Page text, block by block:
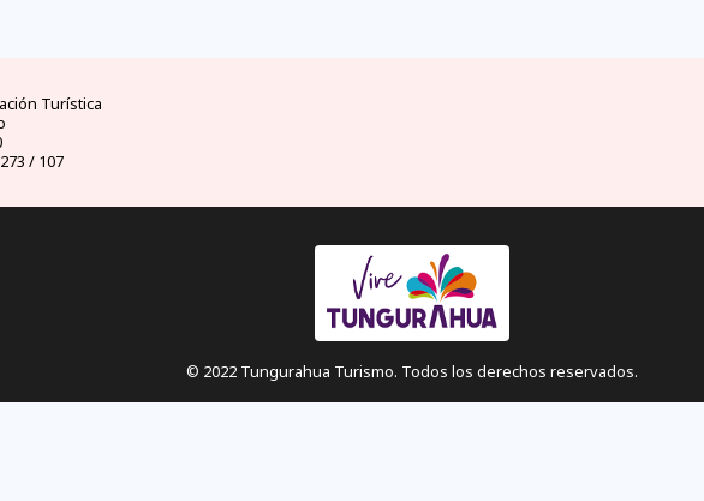
Turística
/ 107
© 2022 Tungurahua Turismo. Todos los derechos reservados.